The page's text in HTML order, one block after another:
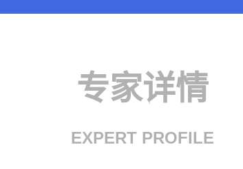
专家详情
EXPERT PROFILE